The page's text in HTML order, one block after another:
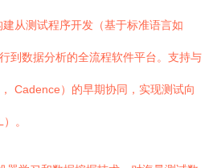
建从测试程序开发（基于标准语言如
到数据分析的全流程软件平台。支持与
Cadence）的早期协同，实现测试向
。